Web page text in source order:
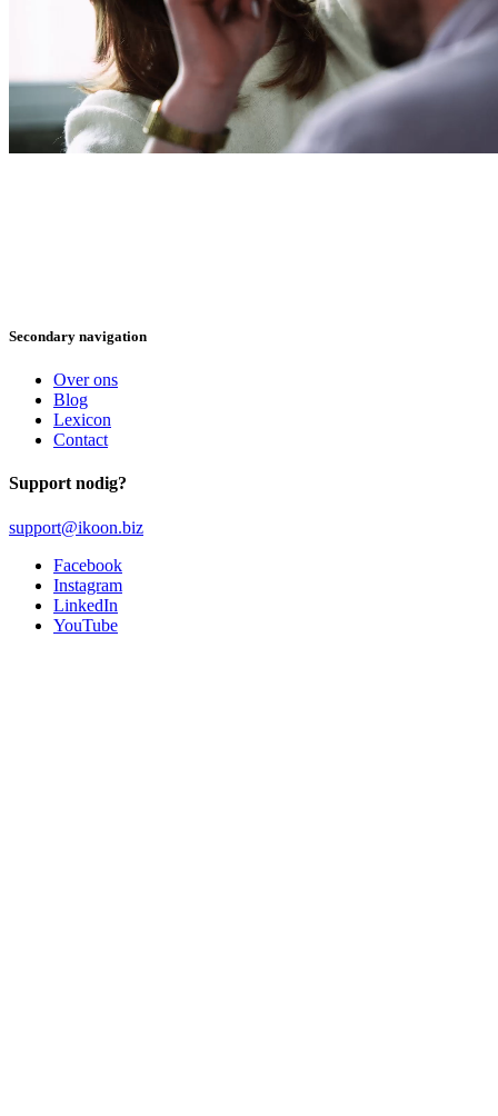
Secondary navigation
Over ons
Blog
Lexicon
Contact
Support nodig?
support@ikoon.biz
Facebook
Instagram
LinkedIn
YouTube